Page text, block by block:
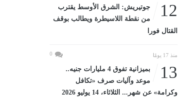
12
جوتيريش: الشرق الأوسط يقترب
من نقطة اللاسيطرة ويطالب بوقف
القتال فورا
منذ 17 يومًا 0
13
بميزانية تفوق 4 مليارات جنيه..
موعد وآليات صرف «تكافل
وكرامة» عن شهر... الثلاثاء، 14 يوليو 2026